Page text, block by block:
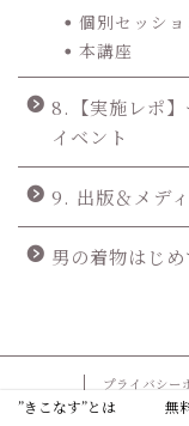
個別セッショ
本講座
8.【実施レポ】
イベント
9. 出版＆メデ
男の着物はじ
プライバシー
2017–2026
”きこなす”とは 無